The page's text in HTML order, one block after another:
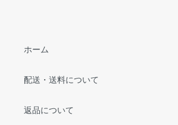
ホーム
配送・送料について
返品について